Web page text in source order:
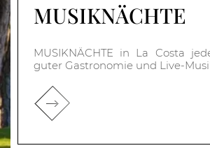
MUSIKNÄCHTE
MUSIKNÄCHTE in La Costa
guter Gastronomie und Live-